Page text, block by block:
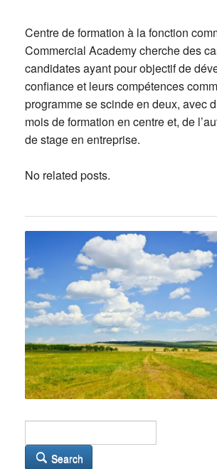
Centre de formation à la fonction
Commercial Academy cherche des
candidates ayant pour objectif de
confiance et leurs compétences
programme se scinde en deux, avec
mois de formation en centre et, de
de stage en entreprise.
No related posts.
Search